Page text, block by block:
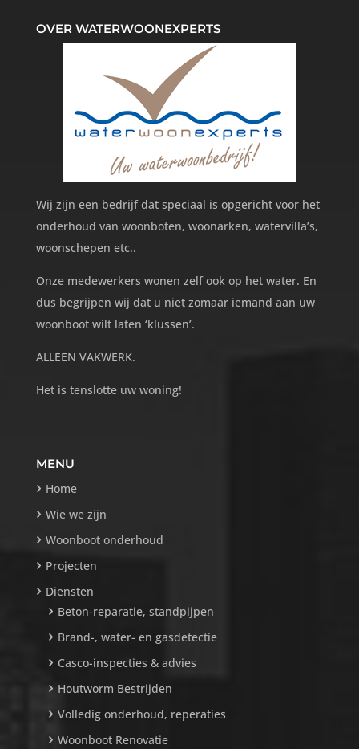
OVER WATERWOONEXPERTS
Wij zijn een bedrijf dat speciaal is opgericht voor het
onderhoud van woonboten, woonarken, watervilla’s,
woonschepen etc..
Onze medewerkers wonen zelf ook op het water. En
dus begrijpen wij dat u niet zomaar iemand aan uw
woonboot wilt laten ‘klussen’.
ALLEEN VAKWERK.
Het is tenslotte uw woning!
MENU
Home
Wie we zijn
Woonboot onderhoud
Projecten
Diensten
Beton-reparatie, standpijpen
Brand-, water- en gasdetectie
Casco-inspecties & advies
Houtworm Bestrijden
Volledig onderhoud, reperaties
Woonboot Renovatie